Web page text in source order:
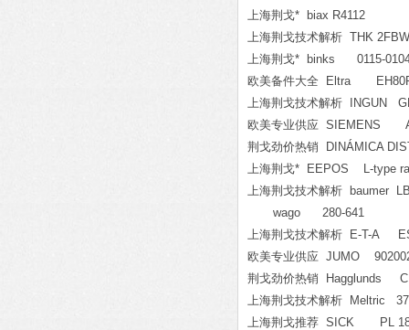
上海荆戈* biax R4112
上海荆戈技术解析 THK
上海荆戈* binks 0115-
欧美备件大全 Eltra
上海荆戈技术解析 INGUN
欧美专业供应 SIEMENS
荆戈劲价热销 DINÁMICA
上海荆戈* EEPOS L-type
上海荆戈技术解析 baumer
wago 280-641
上海荆戈技术解析 E-T-A
欧美专业供应 JUMO
荆戈劲价热销 Hagglunds
上海荆戈技术解析 Meltric
上海荆戈推荐 SICK PL